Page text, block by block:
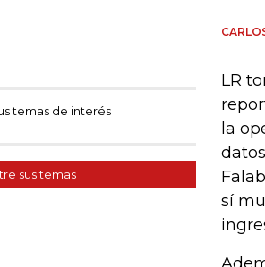
temas de interés
sus temas
LR
la
sí